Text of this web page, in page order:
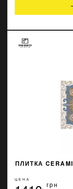
ПЛИТКА
ЦЕНА
грн